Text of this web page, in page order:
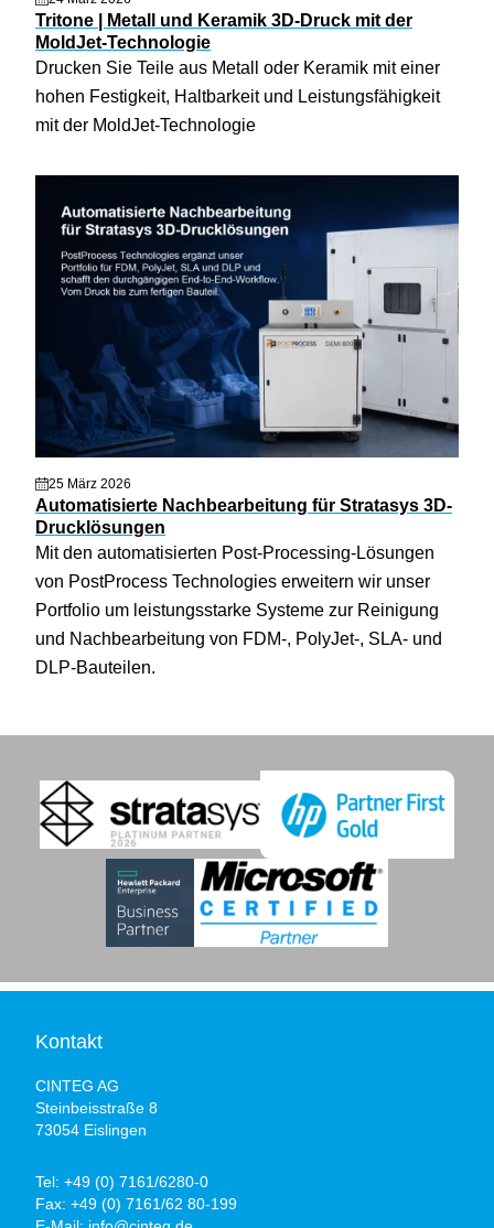
Tritone | Metall und Keramik 3D-Druck mit der
MoldJet-Technologie
Drucken Sie Teile aus Metall oder Keramik mit einer
hohen Festigkeit, Haltbarkeit und Leistungsfähigkeit
mit der MoldJet-Technologie
25 März 2026
Automatisierte Nachbearbeitung für Stratasys 3D-
Drucklösungen
Mit den automatisierten Post-Processing-Lösungen
von PostProcess Technologies erweitern wir unser
Portfolio um leistungsstarke Systeme zur Reinigung
und Nachbearbeitung von FDM-, PolyJet-, SLA- und
DLP-Bauteilen.
Kontakt
CINTEG AG
Steinbeisstraße 8
73054 Eislingen
Tel: +49 (0) 7161/6280-0
Fax: +49 (0) 7161/62 80-199